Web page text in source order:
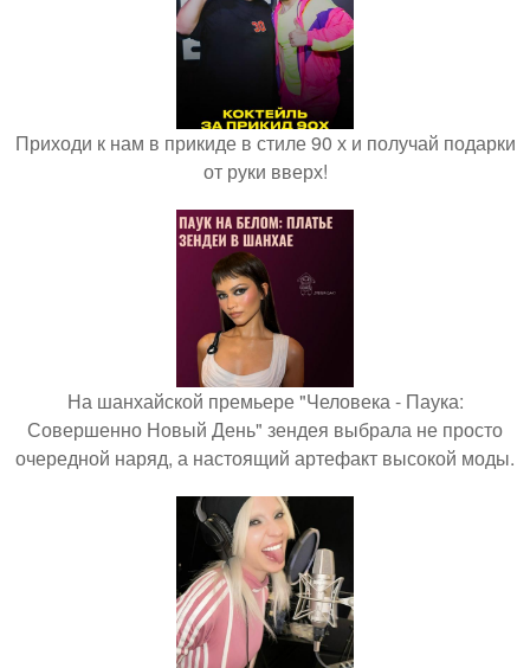
Приходи к нам в прикиде в стиле 90 х и получай подарки
от руки вверх!
На шанхайской премьере "Человека - Паука:
Совершенно Новый День" зендея выбрала не просто
очередной наряд, а настоящий артефакт высокой моды.